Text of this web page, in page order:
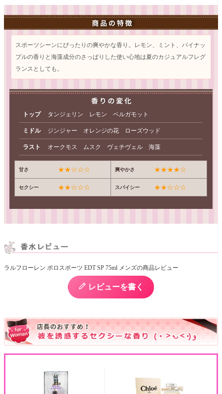
スポーツシーンにぴったりの爽やかな香り。レモン、ミント、パイナッ
プルの香りと海藻成分のさっぱりした使い心地は夏のカジュアルフレグ
ランスとしても。
トップ タンジェリン レモン ベルガモット
ミドル ジンジャー オレンジの花 ローズウッド
ラスト オークモス ムスク ヴェチヴェル 海藻
甘さ ★★☆☆☆ 爽やかさ ★★★★☆
セクシー ★★☆☆☆ スパイシー ★★☆☆☆
ラルフローレン ポロスポーツ EDT SP 75ml メンズの商品レビュー
レビューを書く